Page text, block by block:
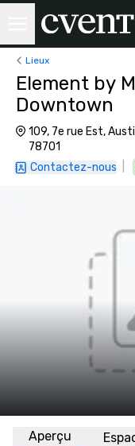
Lieux
Element by
Downtown
109, 7e rue Est,
78701
Contactez-nous
Aperçu